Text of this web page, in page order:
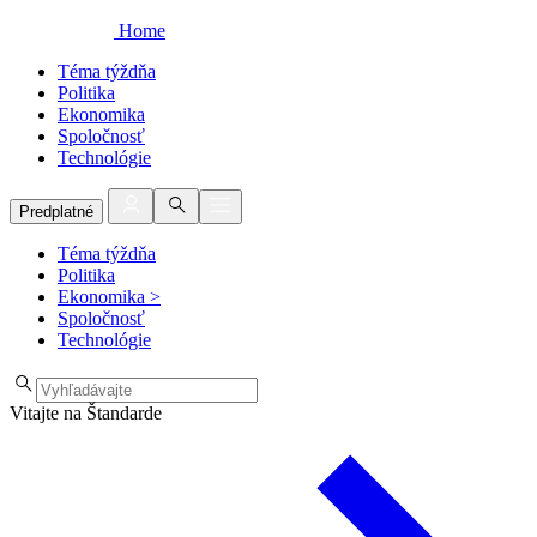
Home
Téma týždňa
Politika
Ekonomika
Spoločnosť
Technológie
Predplatné
Téma týždňa
Politika
Ekonomika >
Spoločnosť
Technológie
Vitajte na Štandarde